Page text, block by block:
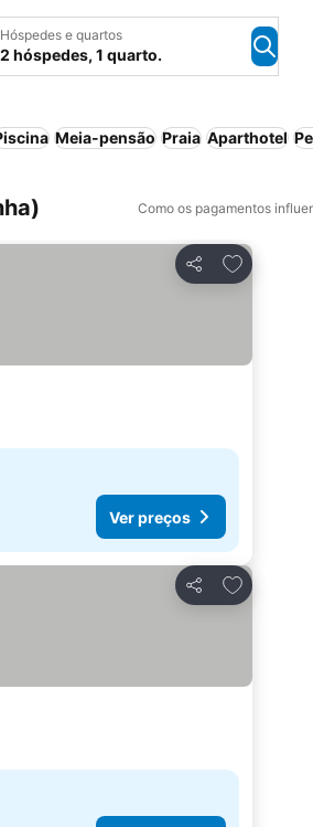
Hóspedes e quartos
2 hóspedes, 1 quarto.
Meia-pensão Praia Aparthotel
Como os pagamentos
Partilhar
Adicionar
Ver preços
Partilhar
Adicionar